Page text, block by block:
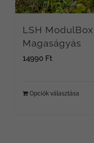
LSH
Magaságyás
14990 Ft
Opciók választása